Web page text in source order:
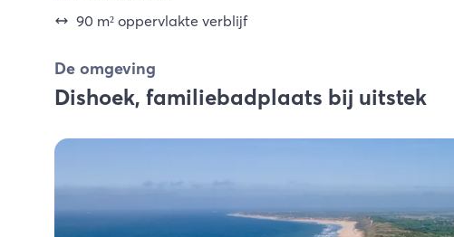
90 m² oppervlakte verblijf
De omgeving
Dishoek, familiebadplaats bij uitstek